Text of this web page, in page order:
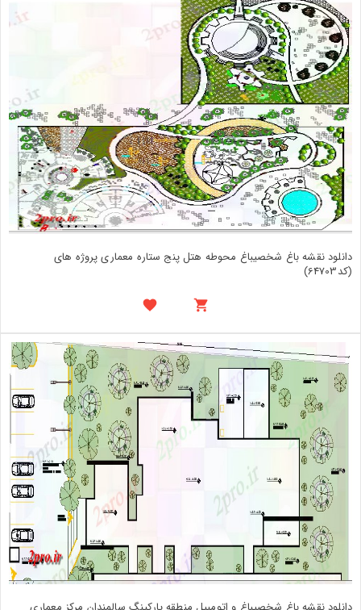
دانلود نقشه باغ شخصیباغ محوطه هتل پنج ستاره معماری پروژه های
(کد64703)